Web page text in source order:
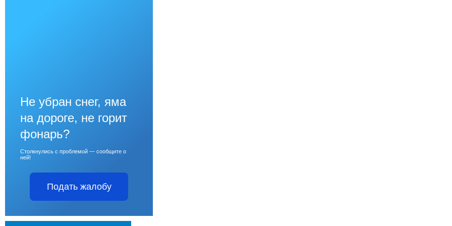
Не убран снег, яма
на дороге, не горит
фонарь?
Столкнулись с проблемой — сообщите о
ней!
Подать жалобу